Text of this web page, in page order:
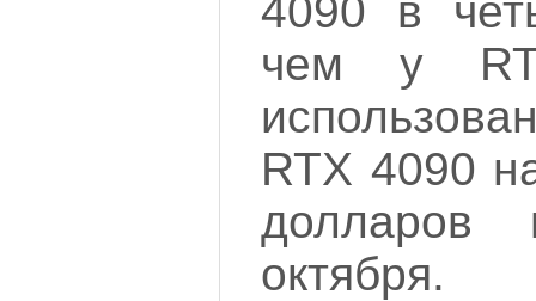
4090 в
чем у
RTX 4090
октября.